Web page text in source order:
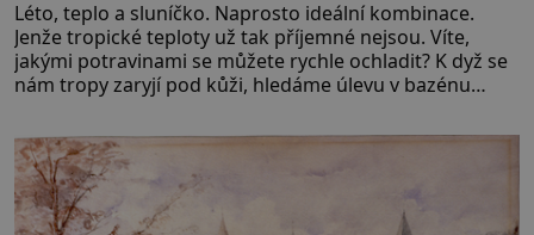
Léto, teplo a sluníčko. Naprosto ideální kombinace.
Jenže tropické teploty už tak příjemné nejsou. Víte,
jakými potravinami se můžete rychle ochladit? K dyž se
nám tropy zaryjí pod kůži, hledáme úlevu v bazénu
v jejich blízkosti. Nemusíte však zoufat. Pokud budete
mít promyšlený jídelníček, žadné pařáky si na vás